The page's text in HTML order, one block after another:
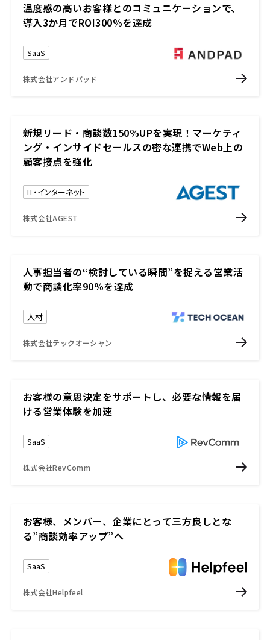
温度感の高いお客様とのコミュニケーションで、
導入3か月でROI300%を達成
SaaS
株式会社アンドパッド
新規リード・商談数150%UPを実現！マーケティ
ング・インサイドセールスの密な連携でWeb上の
顧客接点を強化
IT・インターネット
株式会社AGEST
人事担当者の“検討している瞬間”を捉える営業活
動で商談化率90%を達成
人材
株式会社テックオーシャン
お客様の意思決定をサポートし、必要な情報を届
ける営業体験を加速
SaaS
株式会社RevComm
お客様、メンバー、企業にとって三方良しとな
る”商談効率アップ”へ
SaaS
株式会社Helpfeel